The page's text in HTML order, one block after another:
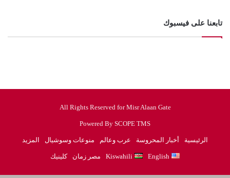
تابعنا على فيسبوك
All Rights Reserved for Misr Alaan Gate
Powered By SCOPE TMS
الرئيسية أخبار المحروسة عرب وعالم منوعات وسوشيال المزيد
English
Kiswahili مصر زمان كلينيك